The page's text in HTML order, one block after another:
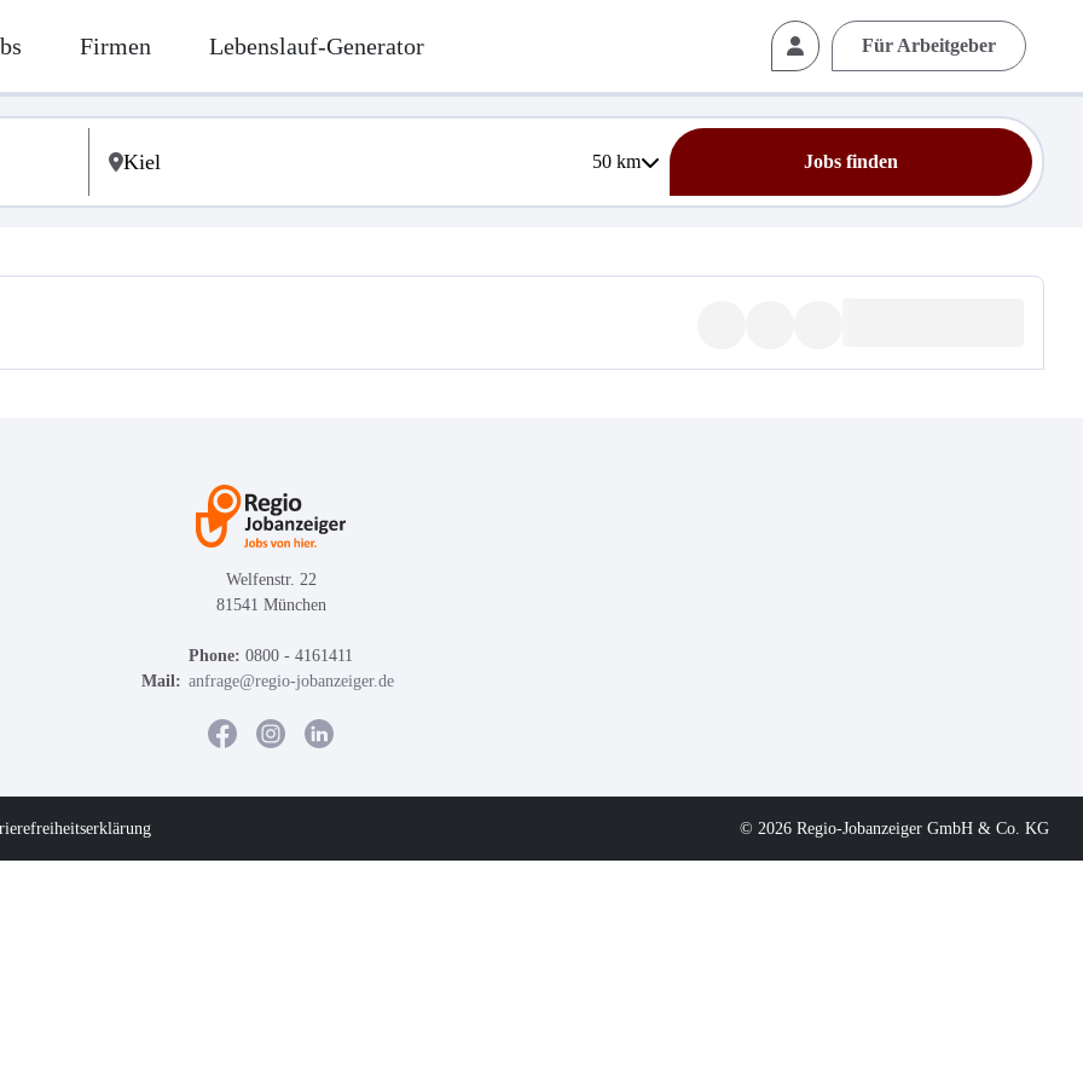
Firmen Lebenslauf-Generator Für Arbeitgeber
50km Jobs finden
Welfenstr. 22
81541 München
Phone: 0800 - 4161411
Mail: anfrage@regio-jobanzeiger.de
© 2026 Regio-Jobanzeiger GmbH & Co. KG